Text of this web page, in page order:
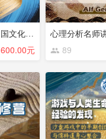
第十一届心理分析与中国文化论坛
元
89